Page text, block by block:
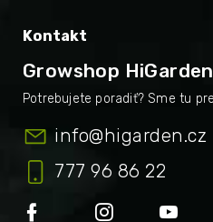
Kontakt
Growshop HiGarden
info@higarden.cz
777 96 86 22